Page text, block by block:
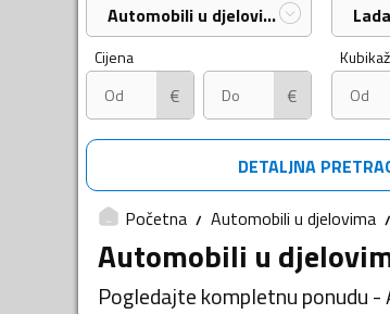
Automobili u djelovima Lada
Cijena
€ €
DETALJNA
Početna Automobili u djelovima
Automobili u
Pogledajte kompletnu ponudu